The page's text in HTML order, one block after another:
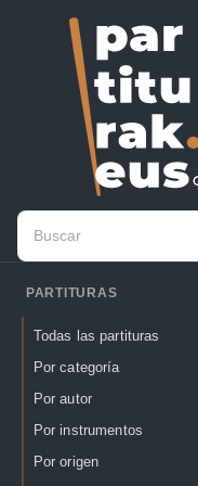
PARTITURAS
Todas las partituras
Por categoría
Por autor
Por instrumentos
Por origen